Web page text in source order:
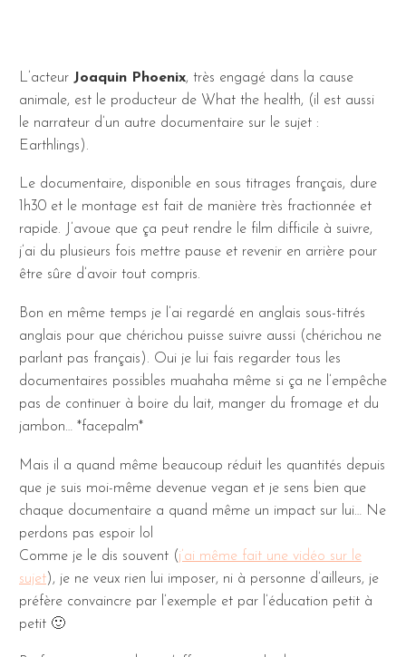
L’acteur Joaquin Phoenix, très engagé dans la cause
animale, est le producteur de What the health, (il est aussi
le narrateur d’un autre documentaire sur le sujet :
Earthlings).
Le documentaire, disponible en sous titrages français, dure
1h30 et le montage est fait de manière très fractionnée et
rapide. J’avoue que ça peut rendre le film difficile à suivre,
j’ai du plusieurs fois mettre pause et revenir en arrière pour
être sûre d’avoir tout compris.
Bon en même temps je l’ai regardé en anglais sous-titrés
anglais pour que chérichou puisse suivre aussi (chérichou ne
parlant pas français). Oui je lui fais regarder tous les
documentaires possibles muahaha même si ça ne l’empêche
pas de continuer à boire du lait, manger du fromage et du
jambon… *facepalm*
Mais il a quand même beaucoup réduit les quantités depuis
que je suis moi-même devenue vegan et je sens bien que
chaque documentaire a quand même un impact sur lui… Ne
perdons pas espoir lol
Comme je le dis souvent (j’ai même fait une vidéo sur le
sujet), je ne veux rien lui imposer, ni à personne d’ailleurs, je
préfère convaincre par l’exemple et par l’éducation petit à
petit 🙂